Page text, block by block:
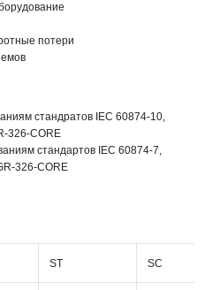
потери
стандратов IEC 60874-10,
326-CORE
стандартов IEC 60874-7,
326-CORE
ST SC